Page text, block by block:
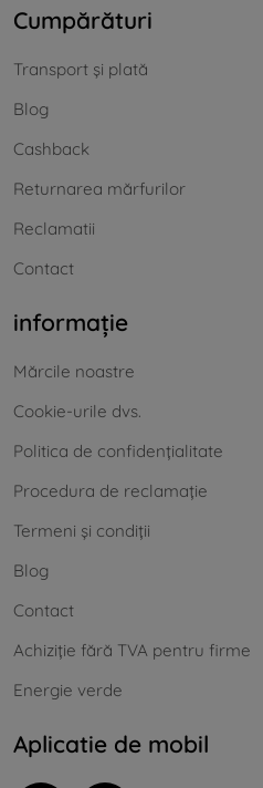
Cumpărături
Transport și plată
Blog
Cashback
Returnarea mărfurilor
Reclamatii
Contact
informație
Mărcile noastre
Cookie-urile dvs.
Politica de confidențialitate
Procedura de reclamație
Termeni și condiții
Blog
Contact
Achiziție fără TVA pentru firme
Energie verde
Aplicatie de mobil